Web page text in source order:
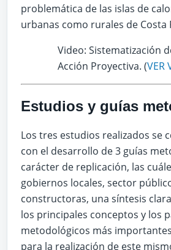
problemática de las islas de
urbanas como rurales de Costa
Video: Sistematización
Acción Proyectiva. (VER
Estudios y guías
Los tres estudios realizados se
con el desarrollo de 3 guías
carácter de replicación, las
gobiernos locales, sector
constructoras, una síntesis
los principales conceptos y los
metodológicos más
para la realización de este